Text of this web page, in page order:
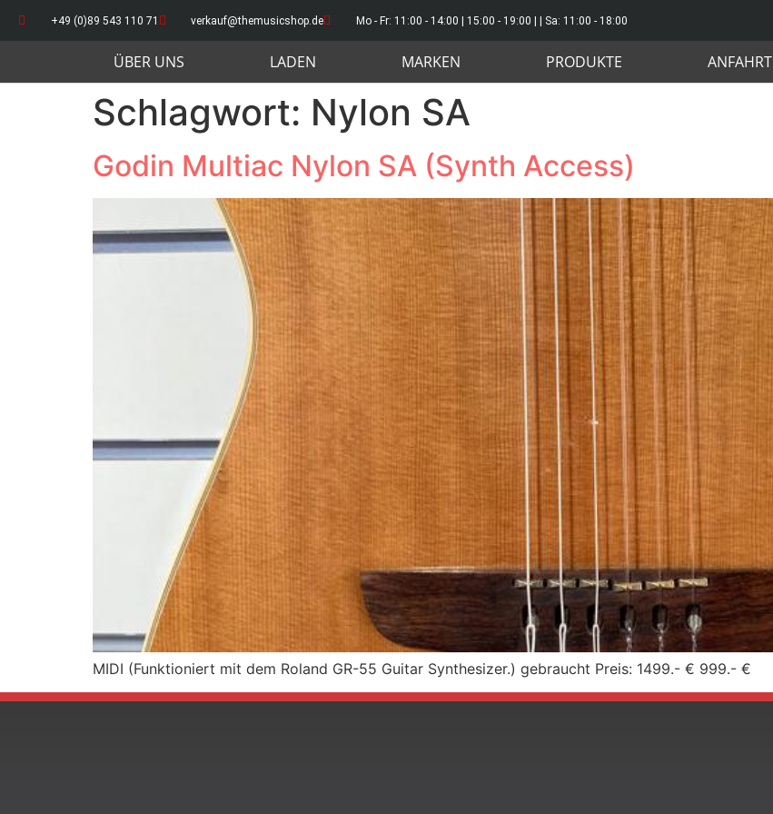
+49 (0)89 543 110 71 verkauf@themusicshop.de Mo - Fr: 11:00 - 14:00 | 15:00 - 19:00 | | Sa: 11:00 - 18:00
ÜBER UNS LADEN MARKEN PRODUKTE ANFAHRT
Schlagwort: Nylon SA
Godin Multiac Nylon SA (Synth Access)
MIDI (Funktioniert mit dem Roland GR-55 Guitar Synthesizer.) gebraucht Preis: 1499.- € 999.- €